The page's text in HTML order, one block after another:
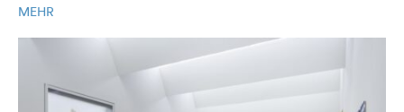
MEHR